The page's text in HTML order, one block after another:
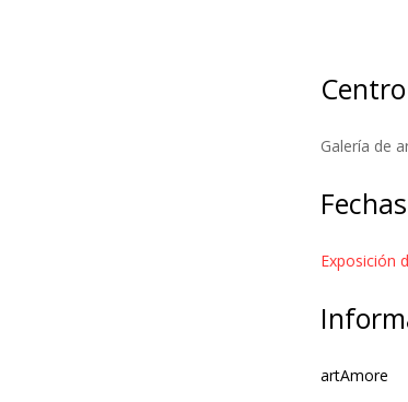
Galería de
Fechas
Exposición
artAmore